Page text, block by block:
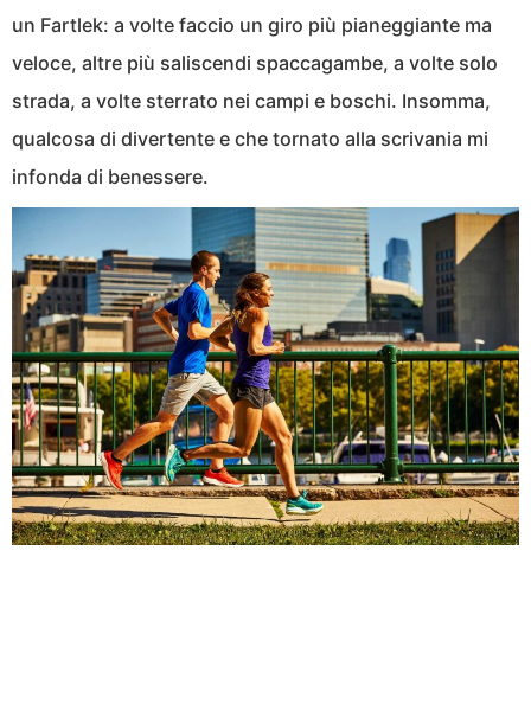
un Fartlek: a volte faccio un giro più pianeggiante ma
veloce, altre più saliscendi spaccagambe, a volte solo
strada, a volte sterrato nei campi e boschi. Insomma,
qualcosa di divertente e che tornato alla scrivania mi
infonda di benessere.